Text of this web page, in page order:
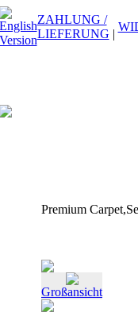
ZAHLUNG /
LIEFERUNG |
Premium
Großansicht